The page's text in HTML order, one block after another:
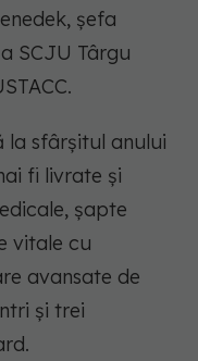
șefa
SCJU Târgu
sfârșitul anului
fi livrate și
șapte
vitale cu
avansate de
și trei